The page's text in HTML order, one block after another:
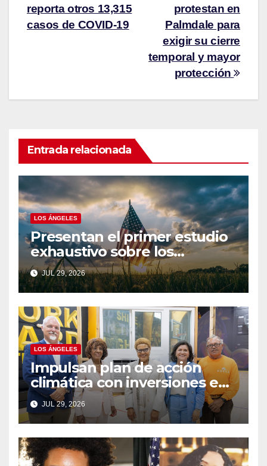
protestan en
Palmdale para
exigir su cierre
temporal y mayor
protección
reporta otros 13,315
casos de COVID-19
Entrada relacionada
LOS ÁNGELES
Presentan el primer estudio
exhaustivo sobre los
trabajadores agrícolas
indocumentados afectados
por las redadas de
inmigración
JUL 29, 2026
LOS ÁNGELES
Impulsan plan de acción
climática con inversiones en
resiliencia ante el calor para
los angelinos
JUL 29, 2026